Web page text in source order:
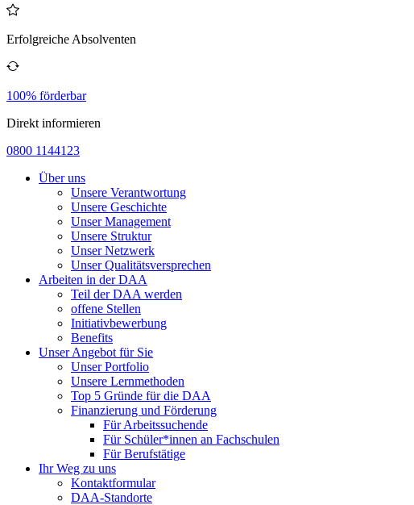
Erfolgreiche Absolventen
100% förderbar
Direkt informieren
0800 1144123
Über uns
Unsere Verantwortung
Unsere Geschichte
Unser Management
Unsere Struktur
Unser Netzwerk
Unser Qualitätsversprechen
Arbeiten in der DAA
Teil der DAA werden
offene Stellen
Initiativbewerbung
Benefits
Unser Angebot für Sie
Unser Portfolio
Unsere Lernmethoden
Top 5 Gründe für die DAA
Finanzierung und Förderung
Für Arbeitssuchende
Für Schüler*innen an Fachschulen
Für Berufstätige
Ihr Weg zu uns
Kontaktformular
DAA-Standorte